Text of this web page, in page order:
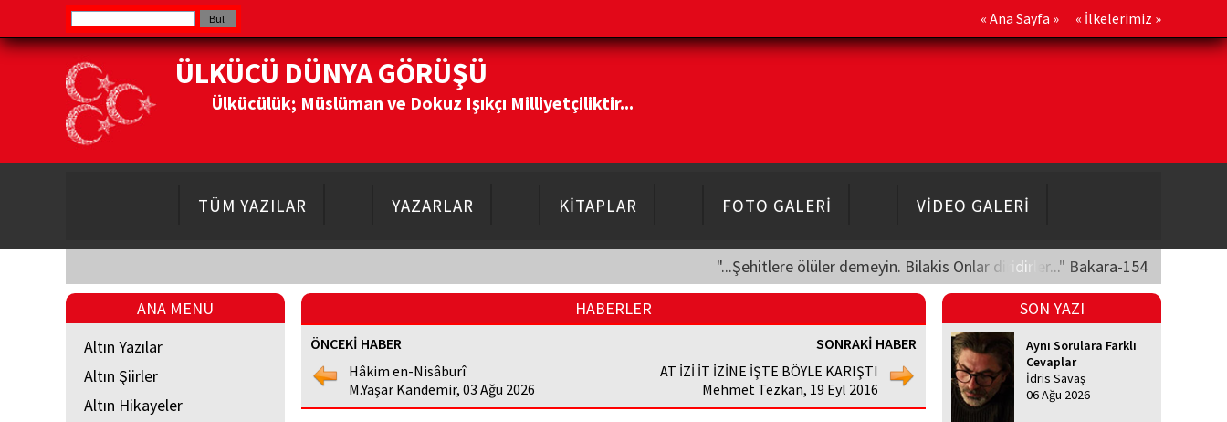
« Ana Sayfa » « İlkelerimiz »
ÜLKÜCÜ DÜNYA GÖRÜŞÜ
Ülkücülük; Müslüman ve Dokuz Işıkçı Milliyetçiliktir...
TÜM YAZILAR YAZARLAR KİTAPLAR FOTO GALERİ VİDEO GALERİ
"...Şehitlere ölüler demeyin. Bilakis Onlar diridirler..." Bakara-154
ANA MENÜ
Altın Yazılar
Altın Şiirler
Altın Hikayeler
HABERLER
ÖNCEKİ HABER
Hâkim en-Nisâburî
M.Yaşar Kandemir, 03 Ağu 2026
SONRAKİ HABER
AT İZİ İT İZİNE İŞTE BÖYLE KARIŞTI
Mehmet Tezkan, 19 Eyl 2016
SON YAZI
Aynı Sorulara Farklı
Cevaplar
İdris Savaş
06 Ağu 2026